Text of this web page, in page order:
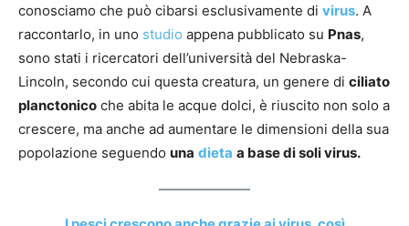
conosciamo che può cibarsi esclusivamente di virus. A
raccontarlo, in uno studio appena pubblicato su Pnas,
sono stati i ricercatori dell’università del Nebraska-
Lincoln, secondo cui questa creatura, un genere di ciliato
planctonico che abita le acque dolci, è riuscito non solo a
crescere, ma anche ad aumentare le dimensioni della sua
popolazione seguendo una dieta a base di soli virus.